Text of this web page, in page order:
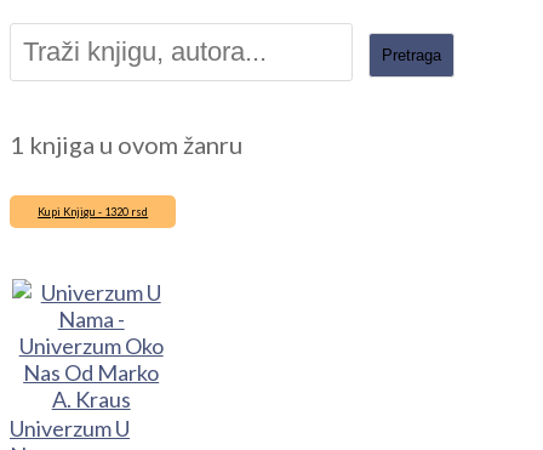
1 knjiga u ovom žanru
Kupi Knjigu - 1320 rsd
Univerzum U